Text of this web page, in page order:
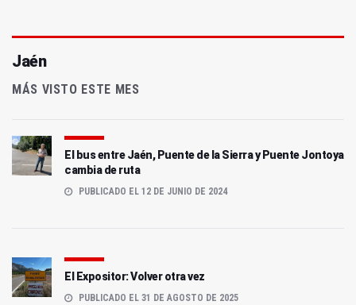
Jaén
MÁS VISTO ESTE MES
El bus entre Jaén, Puente de la Sierra y Puente Jontoya
cambia de ruta
PUBLICADO EL 12 DE JUNIO DE 2024
El Expositor: Volver otra vez
PUBLICADO EL 31 DE AGOSTO DE 2025